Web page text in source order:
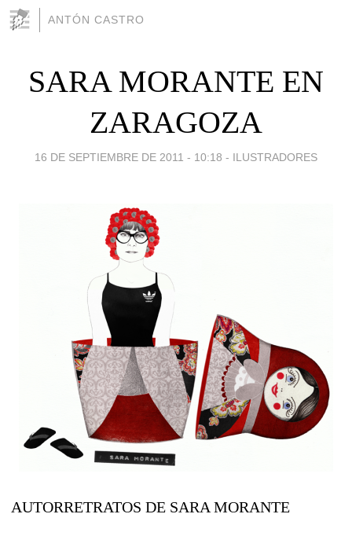
ANTÓN CASTRO
SARA MORANTE EN
ZARAGOZA
16 DE SEPTIEMBRE DE 2011 - 10:18 - ILUSTRADORES
AUTORRETRATOS DE SARA MORANTE